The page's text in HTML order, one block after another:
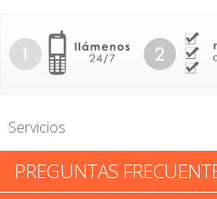
Servicios
Howard L Kabinoff
PREGUNTAS